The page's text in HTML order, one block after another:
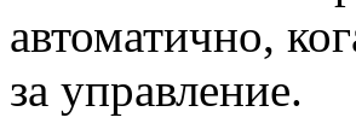
автоматично,
за управление.